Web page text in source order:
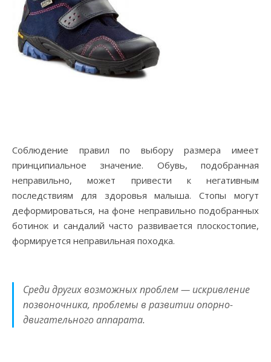
Соблюдение правил по выбору размера имеет
принципиальное значение. Обувь, подобранная
неправильно, может привести к негативным
последствиям для здоровья малыша. Стопы могут
деформироваться, на фоне неправильно подобранных
ботинок и сандалий часто развивается плоскостопие,
формируется неправильная походка.
Среди других возможных проблем — искривление
позвоночника, проблемы в развитии опорно-
двигательного аппарата.